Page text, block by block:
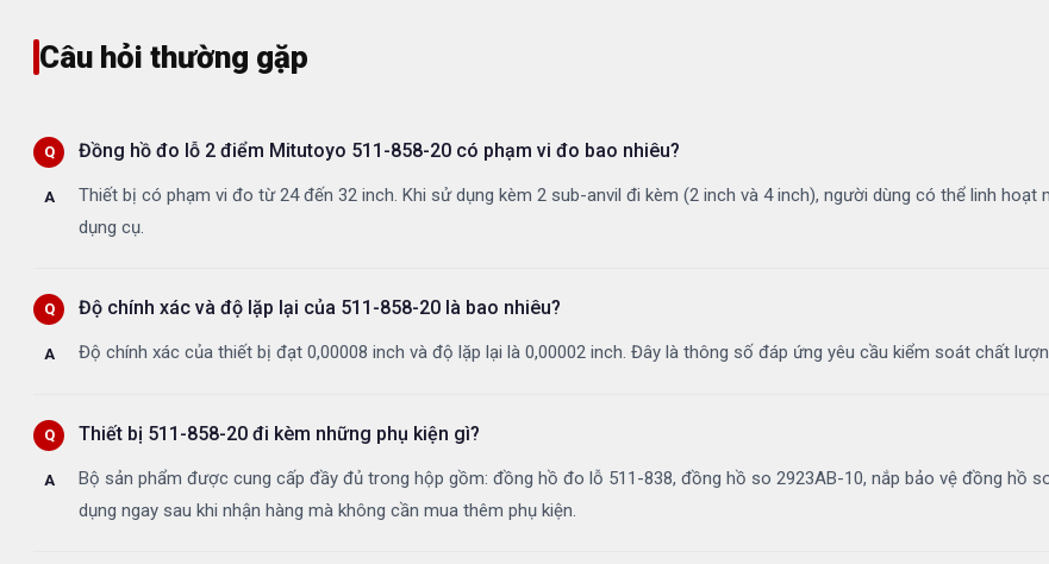
Câu hỏi thường gặp
Đồng hồ đo lỗ 2 điểm Mitutoyo 511-858-20 có phạm vi đo bao nhiêu?
Thiết bị có phạm vi đo từ 24 đến 32 inch. Khi sử dụng kèm 2 sub-anvil đi kèm (2 inch và 4 inch), người dùng có thể linh
dụng cụ.
Độ chính xác và độ lặp lại của 511-858-20 là bao nhiêu?
Độ chính xác của thiết bị đạt 0,00008 inch và độ lặp lại là 0,00002 inch. Đây là thông số đáp ứng yêu cầu kiểm soát chất
Thiết bị 511-858-20 đi kèm những phụ kiện gì?
Bộ sản phẩm được cung cấp đầy đủ trong hộp gồm: đồng hồ đo lỗ 511-838, đồng hồ so 2923AB-10, nắp bảo vệ đồng hồ
dụng ngay sau khi nhận hàng mà không cần mua thêm phụ kiện.